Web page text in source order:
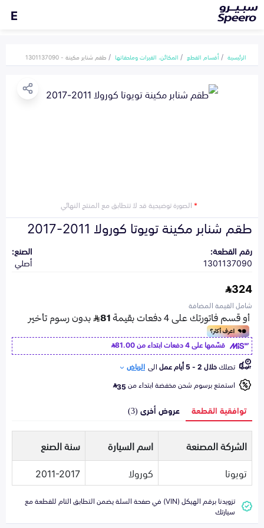
E
الرئيسية أقسام القطع المكائن، القيرات وملحقاتها طقم شنابر مكينة - 1301137090
*الصورة توضيحية قد لا تتطابق مع المنتج النهائي
طقم شنابر مكينة تويوتا كورولا 2011-2017
رقم القطعة:
1301137090
الصنع:
أصلي
324
شامل القيمة المضافة
قسّمها على 4 دفعات ابتداء من
81.00
تصلكخلال 2 - 5 أيام عمل الى الرياض
استمتع برسوم شحن مخفضة ابتداء من35
توافقية القطعة عروض أخرى (3)
الشركة المصنعة اسم السيارة
سنة الصنع
تويوتا
كورولا 2011-2017
تزويدنا برقم الهيكل (VIN) في صفحة السلة يضمن التطابق التام للقطعة مع
سيارتك